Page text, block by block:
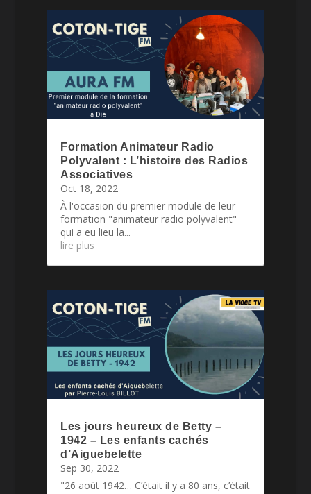
Formation Animateur Radio
Polyvalent : L’histoire des Radios
Associatives
Oct 18, 2022
À l'occasion du premier module de leur
formation "animateur radio polyvalent"
qui a eu lieu la...
lire plus
Les jours heureux de Betty –
1942 – Les enfants cachés
d’Aiguebelette
Sep 30, 2022
"26 août 1942… C’était il y a 80 ans, c’était